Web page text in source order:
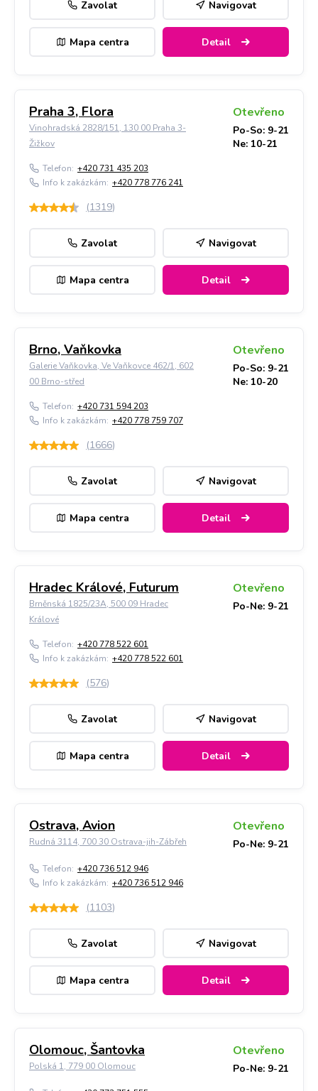
Zavolat Navigovat
Mapa centra Detail
Praha 3, Flora
Vinohradská 2828/151, 130 00 Praha 3-
Žižkov
Otevřeno
Po-So: 9-21
Ne: 10-21
Telefon: +420 731 435 203
Info k zakázkám: +420 778 776 241
(1319)
Zavolat Navigovat
Mapa centra Detail
Brno, Vaňkovka
Galerie Vaňkovka, Ve Vaňkovce 462/1, 602
00 Brno-střed
Otevřeno
Po-So: 9-21
Ne: 10-20
Telefon: +420 731 594 203
Info k zakázkám: +420 778 759 707
(1666)
Zavolat Navigovat
Mapa centra Detail
Hradec Králové, Futurum
Brněnská 1825/23A, 500 09 Hradec
Králové
Otevřeno
Po-Ne: 9-21
Telefon: +420 778 522 601
Info k zakázkám: +420 778 522 601
(576)
Zavolat Navigovat
Mapa centra Detail
Ostrava, Avion
Rudná 3114, 700 30 Ostrava-jih-Zábřeh
Otevřeno
Po-Ne: 9-21
Telefon: +420 736 512 946
Info k zakázkám: +420 736 512 946
(1103)
Zavolat Navigovat
Mapa centra Detail
Olomouc, Šantovka
Polská 1, 779 00 Olomouc
Otevřeno
Po-Ne: 9-21